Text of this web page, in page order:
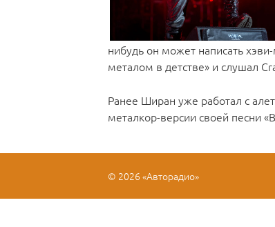
нибудь он может написать
металом в детстве» и слушал
Ранее Ширан уже работал с
металкор-версии своей песни
© 2026 «Авторадио»